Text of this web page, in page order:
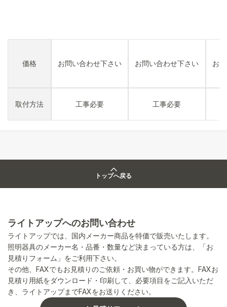
価格
取付方法
お問い合わせ下さい
工事必要
お問い合わせ下さい
工事必要
お
トップへ戻る
ライトアップへのお問い合わせ
ライトアップでは、国内メーカー商品を特価で販売いたします。
照明器具のメーカー名・品番・数量など決まっている方は、「お
見積りフォーム」をご利用下さい。
その他、FAXでもお見積りのご依頼・お買い物ができます。FAXお
見積り用紙をダウンロード・印刷して、必要項目をご記入いただ
き、ライトアップまでFAXをお送りください。